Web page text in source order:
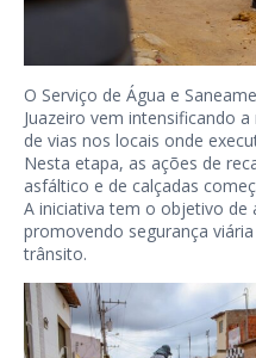
O Serviço de Água e
Juazeiro vem intensificando
de vias nos locais onde
Nesta etapa, as ações de
asfáltico e de calçadas
A iniciativa tem o objetivo de
promovendo segurança
trânsito.